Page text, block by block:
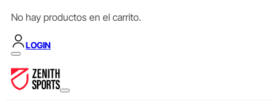
No hay productos en el carrito.
LOGIN